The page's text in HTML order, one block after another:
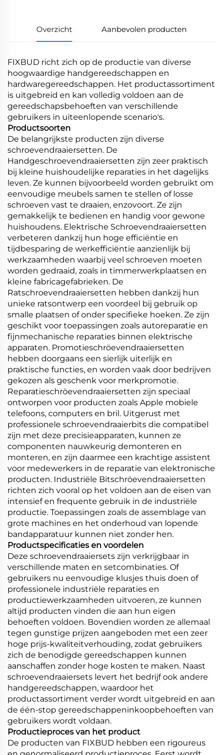
Overzicht Aanbevolen producten
FIXBUD richt zich op de productie van diverse
hoogwaardige handgereedschappen en
hardwaregereedschappen. Het productassortiment
is uitgebreid en kan volledig voldoen aan de
gereedschapsbehoeften van verschillende
gebruikers in uiteenlopende scenario's.
Productsoorten
De belangrijkste producten zijn diverse
schroevendraaiersetten. De
Handgeschroevendraaiersetten zijn zeer praktisch
bij kleine huishoudelijke reparaties in het dagelijks
leven. Ze kunnen bijvoorbeeld worden gebruikt om
eenvoudige meubels samen te stellen of losse
schroeven vast te draaien, enzovoort. Ze zijn
gemakkelijk te bedienen en handig voor gewone
huishoudens. Elektrische Schroevendraaiersetten
verbeteren dankzij hun hoge efficiëntie en
tijdbesparing de werkefficiëntie aanzienlijk bij
werkzaamheden waarbij veel schroeven moeten
worden gedraaid, zoals in timmerwerkplaatsen en
kleine fabricagefabrieken. De
Ratschroevendraaiersetten hebben dankzij hun
unieke ratsontwerp een voordeel bij gebruik op
smalle plaatsen of onder specifieke hoeken. Ze zijn
geschikt voor toepassingen zoals autoreparatie en
fijnmechanische reparaties binnen elektrische
apparaten. Promotieschröevendraaiersetten
hebben doorgaans een sierlijk uiterlijk en
praktische functies, en worden vaak door bedrijven
gekozen als geschenk voor merkpromotie.
Reparatieschröevendraaiersetten zijn speciaal
ontworpen voor producten zoals Apple mobiele
telefoons, computers en bril. Uitgerust met
professionele schroevendraaierbits die compatibel
zijn met deze precisieapparaten, kunnen ze
componenten nauwkeurig demonteren en
monteren, en zijn daarmee een krachtige assistent
voor medewerkers in de reparatie van elektronische
producten. Industriële Bitschröevendraaiersetten
richten zich vooral op het voldoen aan de eisen van
intensief en frequente gebruik in de industriële
productie. Toepassingen zoals de assemblage van
grote machines en het onderhoud van lopende
bandapparatuur kunnen niet zonder hen.
Productspecificaties en voordelen
Deze schroevendraaiersets zijn verkrijgbaar in
verschillende maten en setcombinaties. Of
gebruikers nu eenvoudige klusjes thuis doen of
professionele industriële reparaties en
productiewerkzaamheden uitvoeren, ze kunnen
altijd producten vinden die aan hun eigen
behoeften voldoen. Bovendien worden ze allemaal
tegen gunstige prijzen aangeboden met een zeer
hoge prijs-kwaliteitverhouding, zodat gebruikers
zich de benodigde gereedschappen kunnen
aanschaffen zonder hoge kosten te maken. Naast
schroevendraaiersets levert het bedrijf ook andere
handgereedschappen, waardoor het
productassortiment verder wordt uitgebreid en aan
de één-stop gereedschappeninkoopbehoeften van
gebruikers wordt voldaan.
Productieproces van het product
De producten van FIXBUD hebben een rigoureus